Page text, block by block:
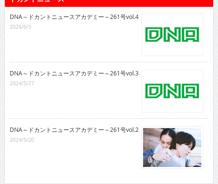
DNA～ドカントニュースアカデミー～261号vol.4
2024/6/3
DNA～ドカントニュースアカデミー～261号vol.3
2024/5/27
DNA～ドカントニュースアカデミー～261号vol.2
2024/5/20